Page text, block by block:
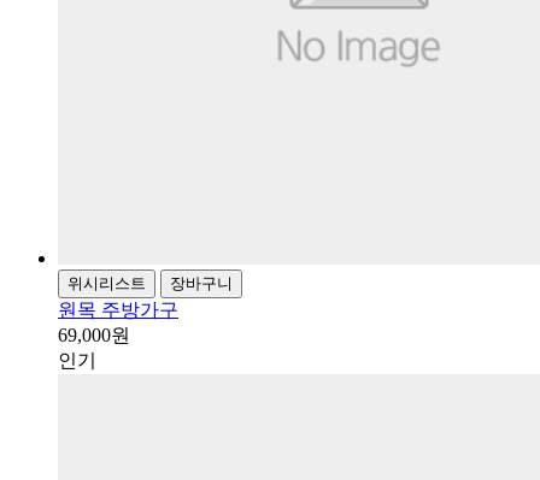
위시리스트 장바구니
원목 주방가구
69,000원
인기